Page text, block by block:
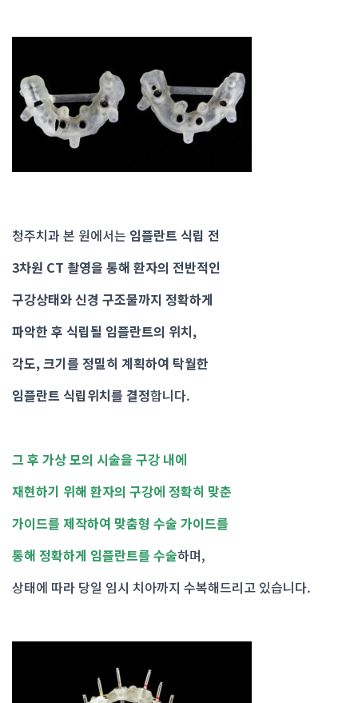
청주치과 본 원에서는 임플란트 식립 전
3차원 CT 촬영을 통해 환자의 전반적인
구강상태와 신경 구조물까지 정확하게
파악한 후 식립될 임플란트의 위치,
각도, 크기를 정밀히 계획하여 탁월한
임플란트 식립위치를 결정합니다.
그 후 가상 모의 시술을 구강 내에
재현하기 위해 환자의 구강에 정확히 맞춘
가이드를 제작하여 맞춤형 수술 가이드를
통해 정확하게 임플란트를 수술하며,
상태에 따라 당일 임시 치아까지 수복해드리고 있습니다.